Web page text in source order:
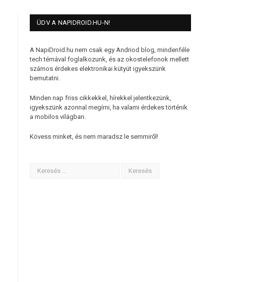
ÜDV A NAPIDROID.HU-N!
A NapiDroid.hu nem csak egy Andriod blog, mindenféle
tech témával foglalkozunk, és az okostelefonok mellett
számos érdekes elektronikai kütyüt igyekszünk
bemutatni.
Minden nap friss cikkekkel, hírekkel jelentkezünk,
igyekszünk azonnal megírni, ha valami érdekes történik
a mobilos világban.
Kövess minket, és nem maradsz le semmiről!